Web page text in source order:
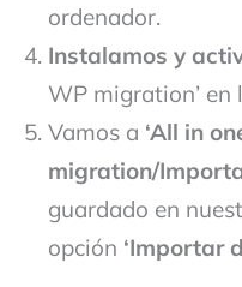
ordenador.
Instalamos y
WP migration’ en
Vamos a ‘All in
migration/
guardado en
opción ‘Importar